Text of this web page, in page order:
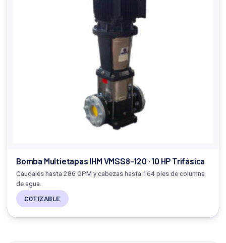
Bomba Multietapas IHM VMSS8-120 · 10 HP Trifásica
Caudales hasta 286 GPM y cabezas hasta 164 pies de columna
de agua.
COTIZABLE